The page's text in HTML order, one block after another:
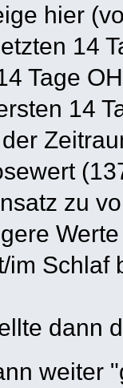
hier
14
Tage
14
zu
im Schlaf
dann
weiter